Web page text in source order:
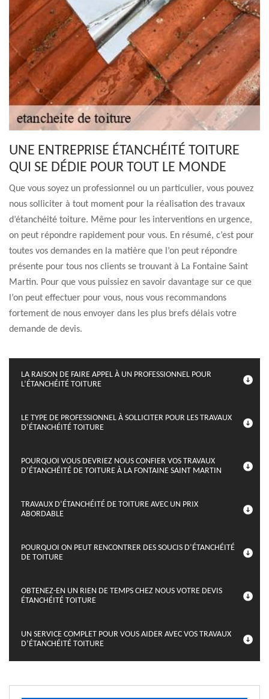
UNE ENTREPRISE ÉTANCHÉITÉ TOITURE
QUI SE DÉDIE POUR TOUT LE MONDE
Que vous soyez un professionnel ou un particulier, vous pouvez
nous solliciter à tout moment pour la réalisation des travaux
d’étanchéité toiture. Même pour les interventions en urgence,
on peut répondre rapidement pour vous. En résumé, c’est pour
toutes vos demandes en la matière que l’on peut répondre
présente pour tous nos clients se trouvant à La Fontaine Saint
Martin. Pour que vous puissiez en savoir davantage sur ce que
l’on peut effectuer pour vous, nous vous recommandons
fortement de nous envoyer dans les plus brefs délais votre
demande de devis.
LA RAISON DE FAIRE APPEL À UN PROFESSIONNEL POUR
L’ÉTANCHÉITÉ TOITURE
LE TYPE DE PROFESSIONNEL À SOLLICITER POUR LES TRAVAUX
D’ÉTANCHÉITÉ TOITURE
POURQUOI VOUS DEVRIEZ NOUS CONFIER VOS TRAVAUX
D’ÉTANCHÉITÉ DE TOITURE À LA FONTAINE SAINT MARTIN
TRAVAUX D’ÉTANCHÉITÉ DE TOITURE AVEC UN PRIX
ABORDABLE
POURQUOI ON PEUT RENCONTRER DES SOUCIS D’ÉTANCHÉITÉ
DE TOITURE
OBTENEZ-EN UN RIEN DE TEMPS CHEZ NOUS VOTRE DEVIS
ÉTANCHÉITÉ TOITURE
UN SERVICE COMPLET POUR VOUS AIDER AVEC VOS TRAVAUX
D’ÉTANCHÉITÉ TOITURE